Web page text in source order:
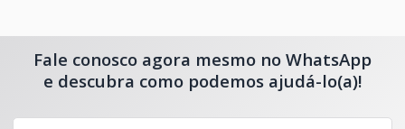
Fale conosco agora mesmo no WhatsApp
e descubra como podemos ajudá-lo(a)!